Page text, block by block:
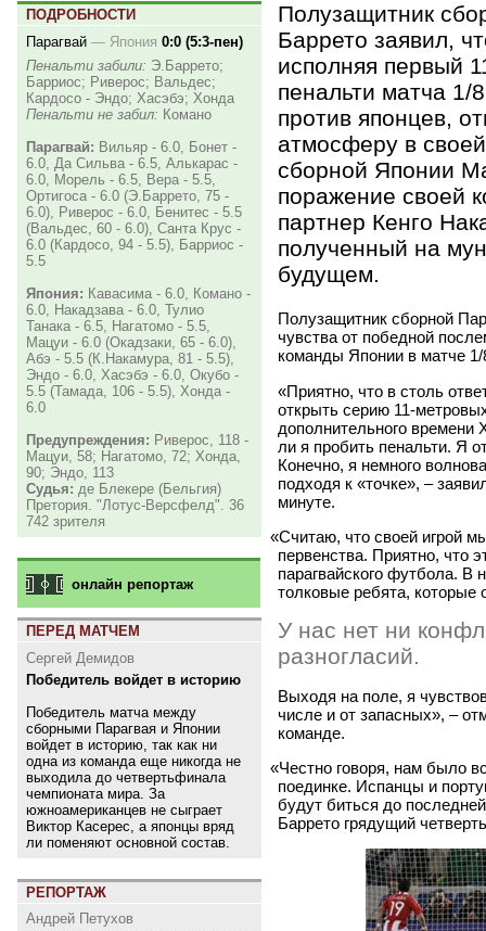
Полузащитник
Баррето заявил,
исполняя первый
пенальти матча
против японцев,
атмосферу в
сборной Японии
поражение своей
партнер Кенго
полученный на
будущем.
Полузащитник сборной
чувства от победной
команды Японии в матче
«Приятно, что в столь
открыть серию 11-
дополнительного времени
ли я пробить пенальти. Я
Конечно, я немного
подходя к «точке», –
минуте.
«Считаю, что своей игрой
первенства. Приятно, что
парагвайского футбола. В
толковые ребята,
У нас нет ни
разногласий.
Выходя на поле, я
числе и от запасных», –
команде.
«Честно говоря, нам было
поединке. Испанцы и
будут биться до
Баррето грядущий
ПОДРОБНОСТИ
Парагвай — Япония 0:0 (5:3-пен)
Пенальти забили: Э.Баррето;
Барриос; Риверос; Вальдес;
Кардосо - Эндо; Хасэбэ; Хонда
Пенальти не забил: Комано
Парагвай: Вильяр - 6.0, Бонет -
6.0, Да Сильва - 6.5, Алькарас -
6.0, Морель - 6.5, Вера - 5.5,
Ортигоса - 6.0 (Э.Баррето, 75 -
6.0), Риверос - 6.0, Бенитес - 5.5
(Вальдес, 60 - 6.0), Санта Крус -
6.0 (Кардосо, 94 - 5.5), Барриос -
5.5
Япония: Кавасима - 6.0, Комано -
6.0, Накадзава - 6.0, Тулио
Танака - 6.5, Нагатомо - 5.5,
Мацуи - 6.0 (Окадзаки, 65 - 6.0),
Абэ - 5.5 (К.Накамура, 81 - 5.5),
Эндо - 6.0, Хасэбэ - 6.0, Окубо -
5.5 (Тамада, 106 - 5.5), Хонда -
6.0
Предупреждения: Риверос, 118 -
Мацуи, 58; Нагатомо, 72; Хонда,
90; Эндо, 113
Судья: де Блекере (Бельгия)
Претория. "Лотус-Версфелд". 36
742 зрителя
онлайн репортаж
ПЕРЕД МАТЧЕМ
Сергей Демидов
Победитель войдет в историю
Победитель матча между
сборными Парагвая и Японии
войдет в историю, так как ни
одна из команда еще никогда не
выходила до четвертьфинала
чемпионата мира. За
южноамериканцев не сыграет
Виктор Касерес, а японцы вряд
ли поменяют основной состав.
РЕПОРТАЖ
Андрей Петухов